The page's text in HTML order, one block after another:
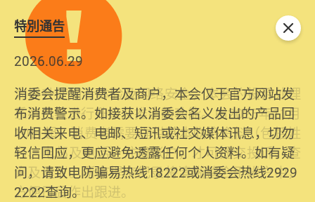
特別通告
2026.06.29
消委会提醒消费者及商户，本会仅于官方网站发
布消费警示。如接获以消委会名义发出的产品回
收相关来电、电邮、短讯或社交媒体讯息，切勿
轻信回应，更应避免透露任何个人资料。如有疑
问，请致电防骗易热线18222或消委会热线2929
2222查询。
2025.10.31
为提升使用者体验及网络安全，本会的投诉处理
系统已经进行升级及推出新功能。由2025年11月
10日起，消费者需要提供基本联络资料（包括姓
名、电邮及电话）注册帐户，才可提交投诉、查
询及建议。所有提交纪录将清晰整合于帐户中，
方便日后作出跟进。
关闭